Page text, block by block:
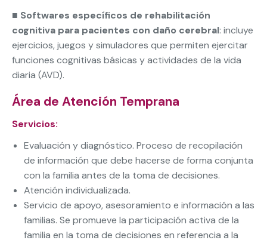
■ Softwares específicos de rehabilitación
cognitiva para pacientes con daño cerebral: incluye
ejercicios, juegos y simuladores que permiten ejercitar
funciones cognitivas básicas y actividades de la vida
diaria (AVD).
Área de Atención Temprana
Servicios:
Evaluación y diagnóstico. Proceso de recopilación
de información que debe hacerse de forma conjunta
con la familia antes de la toma de decisiones.
Atención individualizada.
Servicio de apoyo, asesoramiento e información a las
familias. Se promueve la participación activa de la
familia en la toma de decisiones en referencia a la